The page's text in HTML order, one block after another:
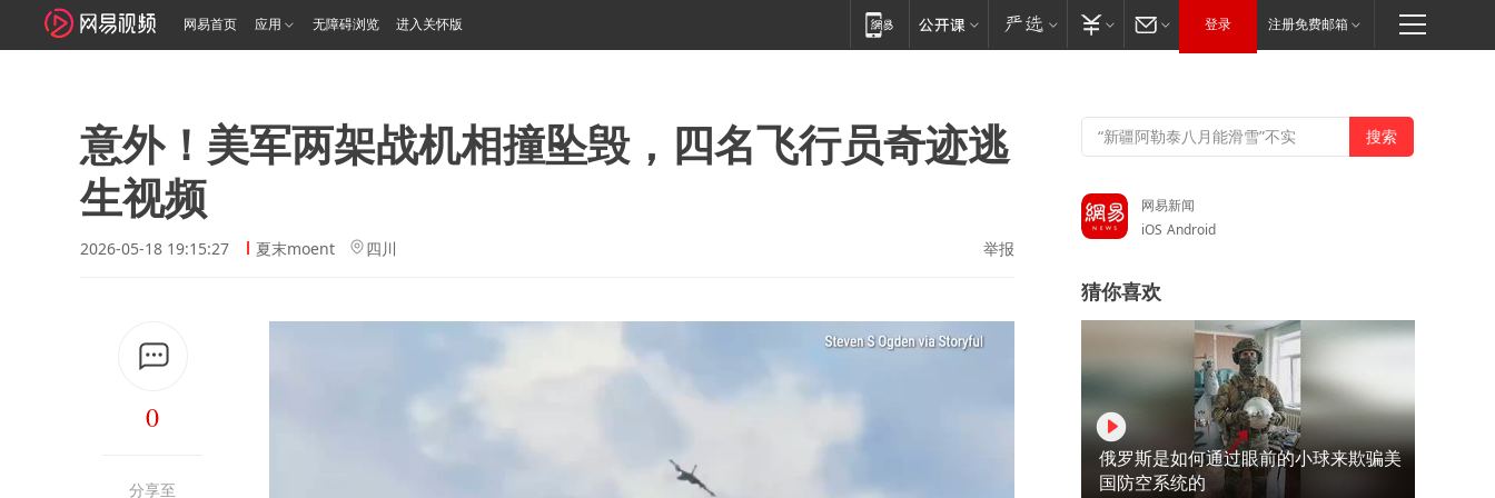
网易首页 应用 无障碍浏览 进入关怀版 登录 注册免费邮箱
意外！美军两架战机相撞坠毁，四名飞行员奇迹逃
生视频
2026-05-18 19:15:27 夏末moent 四川 举报
0
分享至
网易新闻
iOS Android
猜你喜欢
俄罗斯是如何通过眼前的小球来欺骗美
国防空系统的